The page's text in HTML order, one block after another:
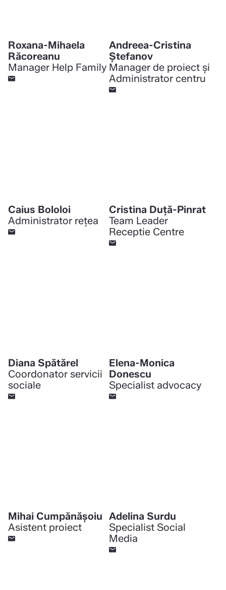
Roxana-Mihaela
Răcoreanu
Manager Help Family
Andreea-Cristina
Ştefanov
Manager de proiect și
Administrator centru
Caius Bololoi
Administrator rețea
Cristina Duță-Pinrat
Team Leader
Receptie Centre
Diana Spătărel
Coordonator servicii
sociale
Elena-Monica
Donescu
Specialist advocacy
Mihai Cumpănășoiu
Asistent proiect
Adelina Surdu
Specialist Social
Media